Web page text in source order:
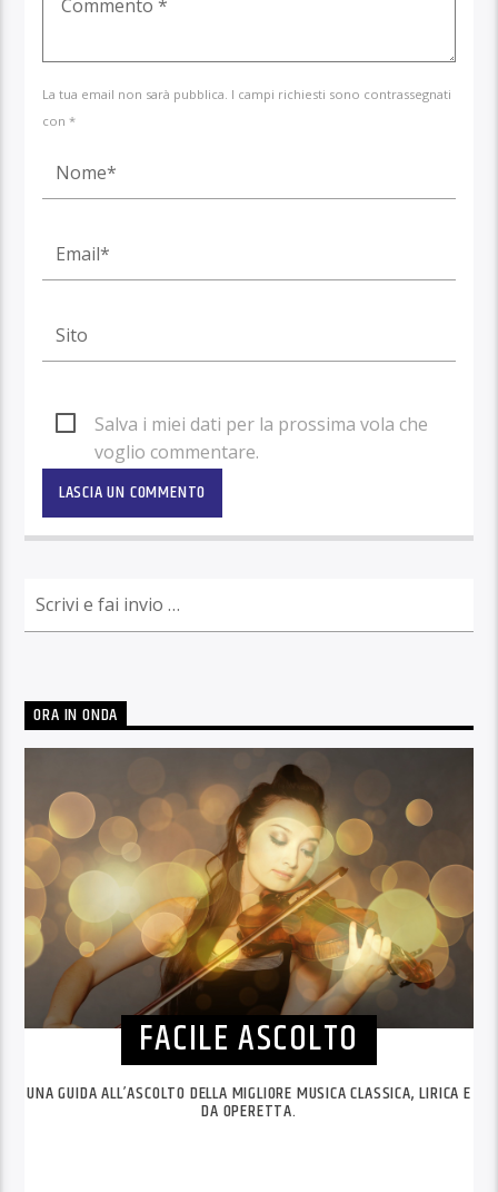
La tua email non sarà pubblica. I campi richiesti sono contrassegnati
con *
Salva i miei dati per la prossima vola che
voglio commentare.
ORA IN ONDA
FACILE ASCOLTO
UNA GUIDA ALL’ASCOLTO DELLA MIGLIORE MUSICA CLASSICA, LIRICA E
DA OPERETTA.